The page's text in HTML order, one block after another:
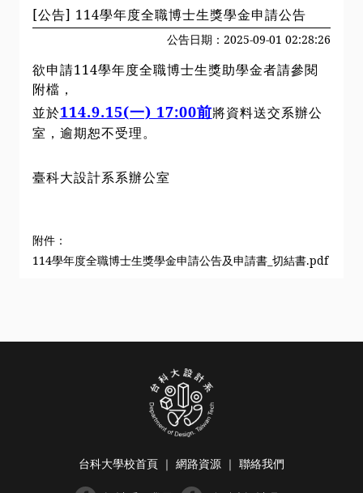
[公告] 114學年度全職博士生獎學金申請公告
公告日期：2025-09-01 02:28:26
欲申請114學年度全職博士生獎助學金者請參閱
附檔，
並於114.9.15(一) 17:00前將資料送交系辦公
室，逾期恕不受理。
臺科大設計系系辦公室
附件：
114學年度全職博士生獎學金申請公告及申請書_切結書.pdf
台科大學校首頁 ｜ 網路資源 ｜ 聯絡我們